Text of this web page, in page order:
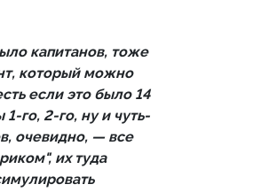
капитанов, тоже
который можно
если это было 14
го, 2-го, ну и чуть-
очевидно, — все
их туда